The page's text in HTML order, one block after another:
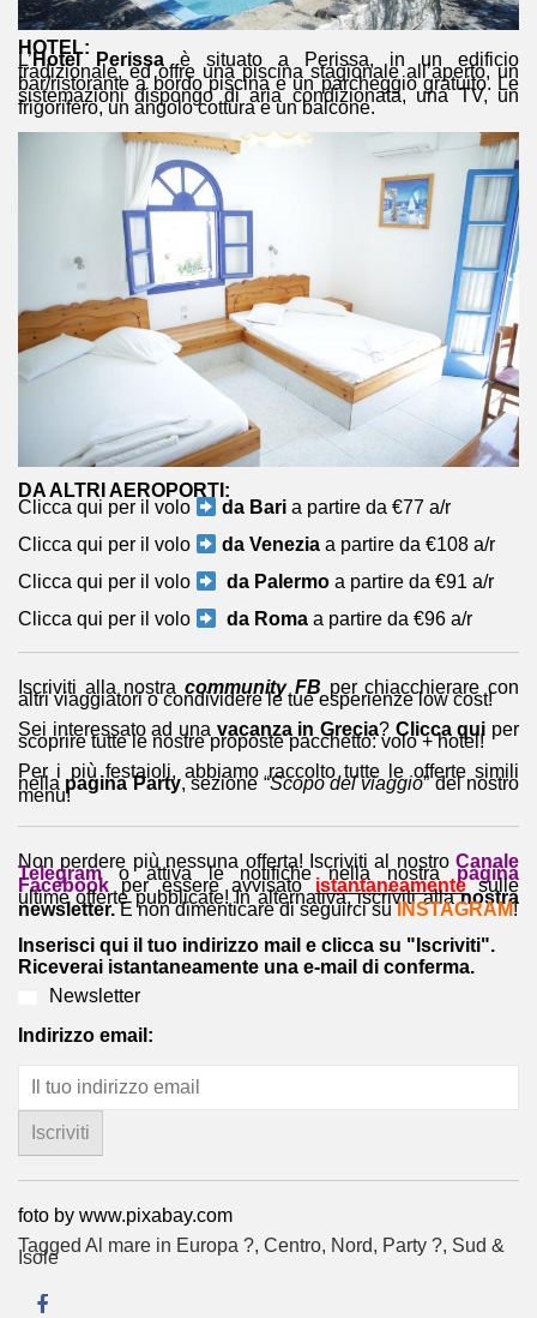
HOTEL:
L’ Hotel Perissa è situato a Perissa, in un edificio
tradizionale, ed offre una piscina stagionale all’aperto, un
bar/ristorante a bordo piscina e un parcheggio gratuito. Le
sistemazioni dispongo di aria condizionata, una TV, un
frigorifero, un angolo cottura e un balcone.
DA ALTRI AEROPORTI:
Clicca qui per il volo
da Baria partire da €77 a/r
Clicca qui per il volo
da Veneziaa partire da €108 a/r
Clicca qui per il volo
da Palermo a partire da €91 a/r
Clicca qui per il volo
da Roma a partire da €96 a/r
Iscriviti alla nostracommunity FB per chiacchierare con
altri viaggiatori o condividere le tue esperienze low cost!
Sei interessato ad una vacanza in Grecia? Clicca qui per
scoprire tutte le nostre proposte pacchetto: volo + hotel!
Per i più festaioli, abbiamo raccolto tutte le offerte simili
nella pagina Party, sezione “Scopo del viaggio” del nostro
menu!
Non perdere più nessuna offerta! Iscriviti al nostro Canale
Telegramo attiva le notifiche nella nostrapagina
Facebookper essere avvisato istantaneamentesulle
ultime offerte pubblicate! In alternativa, iscriviti allanostra
newsletter.E non dimenticare di seguirci su INSTAGRAM!
Inserisci qui il tuo indirizzo mail e clicca su "Iscriviti".
Riceverai istantaneamente una e-mail di conferma.
Newsletter
Indirizzo email:
foto by www.pixabay.com
Tagged Al mare in Europa ?️, Centro, Nord, Party ?, Sud &
Isole